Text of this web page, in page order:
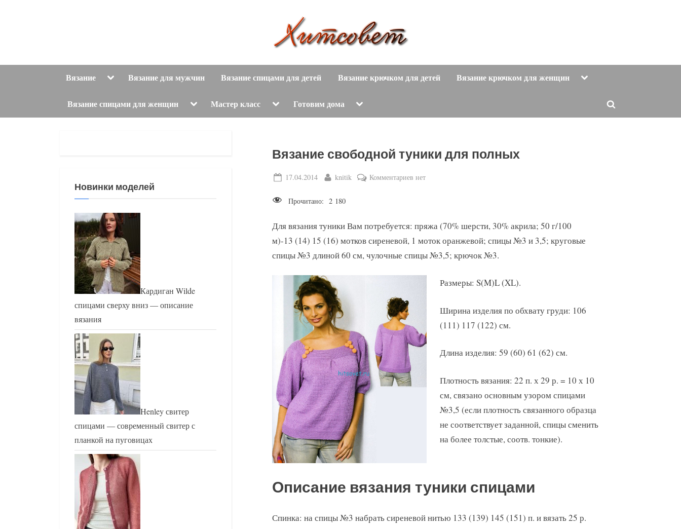
и
т
о
в
е
т
вязание
с
описанием
и
Вязание ToggleВязание для мужчин Вязание спицами для детей Вязание крючком для детей Вязание крючком для женщин Toggle
Вязание спицами для женщин Toggle
menu
Мастер класс Toggle
menu
Готовим дома Toggle
menu
Toggle
Вязание свободной туники для полных
Posted
17.04.2014 By
knitik Комментариев к
туники
для
полных
нет
Прочитано: 2 180
Для вязания туники Вам потребуется: пряжа (70% шерсти, 30% акрила; 50 г/100
м)-13 (14) 15 (16) мотков сиреневой, 1 моток оранжевой; спицы №3 и 3,5; круговые
спицы №3 длиной 60 см, чулочные спицы №3,5; крючок №3.
Размеры: S(M)L (XL).
Ширина изделия по обхвату груди: 106
(111) 117 (122) см.
Длина изделия: 59 (60) 61 (62) см.
Плотность вязания: 22 п. х 29 р. = 10 х 10
см, связано основным узором спицами
№3,5 (если плотность связанного образца
не соответствует заданной, спицы сменить
на более толстые, соотв. тонкие).
Описание вязания туники спицами
Спинка: на спицы №3 набрать сиреневой нитью 133 (139) 145 (151) п. и вязать 25 р.
Новинки моделей
Кардиган Wilde
спицами сверху вниз — описание
вязания
Henley свитер
спицами — современный свитер с
планкой на пуговицах